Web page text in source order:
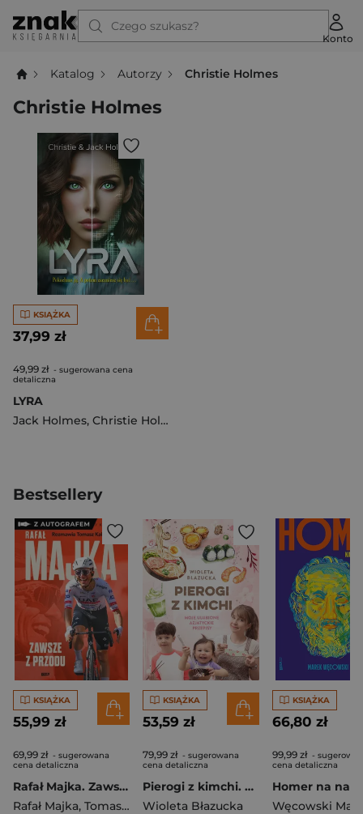
Czego szukasz?
Konto
Katalog Autorzy Christie Holmes
Christie Holmes
KSIĄŻKA
37,99 zł
49,99 zł - sugerowana cena
detaliczna
LYRA
Jack Holmes, Christie Holmes
Bestsellery
KSIĄŻKA
55,99 zł
69,99 zł - sugerowana
cena detaliczna
Rafał Majka. Zawsze z przodu. Rozmawia Tomasz Kalemba - książka z autografem
Rafał Majka, Tomasz Kalemba
KSIĄŻKA
53,59 zł
79,99 zł - sugerowana
cena detaliczna
Pierogi z kimchi. Moje ulubione azjatyckie przepisy
Wioleta Błazucka
KSIĄŻKA
66,80 zł
99,99 zł -
cena detaliczna
Węcowski